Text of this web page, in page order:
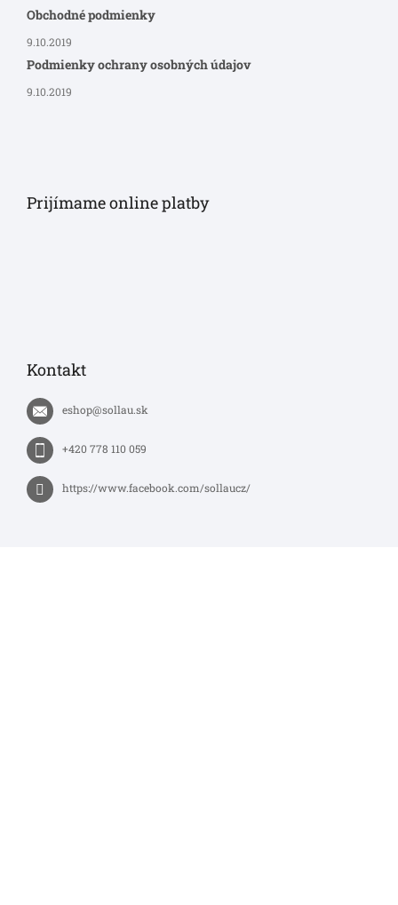
Obchodné podmienky
9.10.2019
Podmienky ochrany osobných údajov
9.10.2019
Prijímame online platby
Kontakt
eshop@sollau.sk
+420 778 110 059
https://www.facebook.com/sollaucz/